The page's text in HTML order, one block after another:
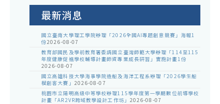
最新消息
國立臺南大學理工學院辦理「2026全國AI專題創意競賽」海報1
份2026-08-07
教育部國民及學前教育署委請國立臺灣師範大學辦理「114至115
年度健康促進學校輔導計畫師資專業成長研習」實施計畫1份
2026-08-07
國立高雄科技大學海事學院造船及海洋工程系辦理「2026學生船
模創客大賽」 2026-08-07
桃園市立陽明高級中等學校辦理115學年度第一學期數位前導學校
計畫「AR2VR跨域教學設計工作坊」 2026-08-07